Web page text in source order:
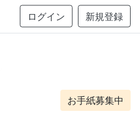
ログイン 新規登録
お手紙募集中